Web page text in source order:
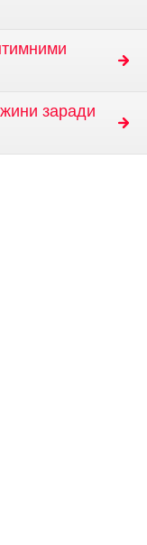
заради